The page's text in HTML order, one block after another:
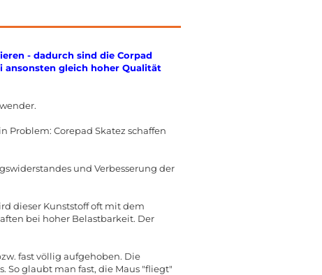
- dadurch sind die Corpad
ansonsten gleich hoher Qualität
Problem: Corepad Skatez schaffen
und Verbesserung der
dieser Kunststoff oft mit dem
bei hoher Belastbarkeit. Der
fast völlig aufgehoben. Die
So glaubt man fast, die Maus "fliegt"